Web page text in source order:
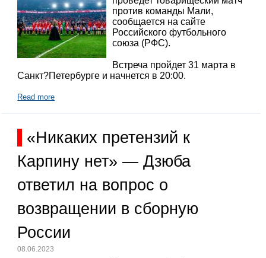
против команды Мали,
сообщается на сайте
Российского футбольного
союза (РФС).
Встреча пройдет 31 марта в
Санкт?Петербурге и начнется в 20:00.
Read more
«Никаких претензий к
Карпину нет» — Дзюба
ответил на вопрос о
возвращении в сборную
России
08.06.2023